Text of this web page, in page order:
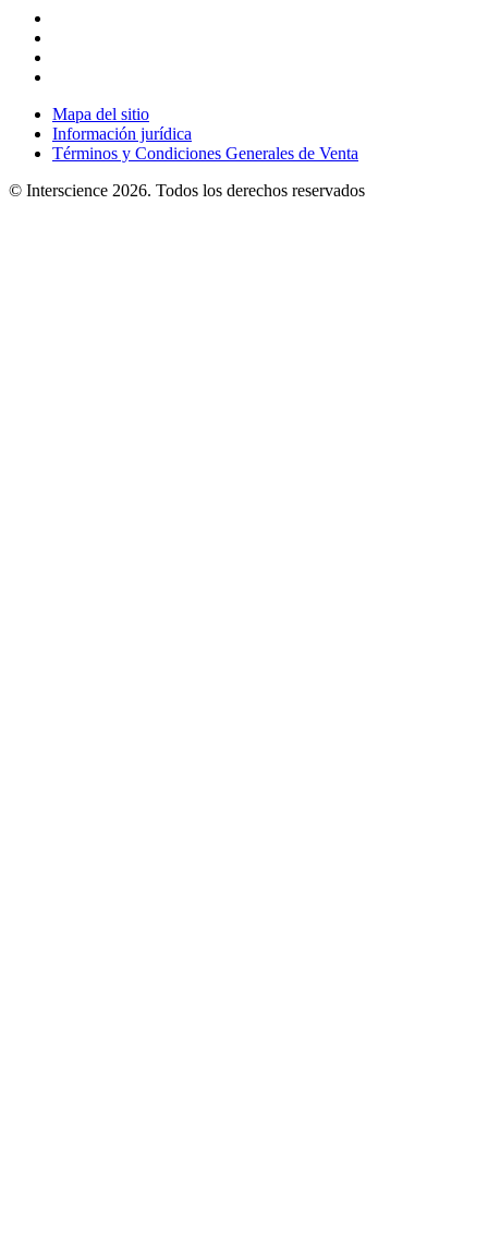
Mapa del sitio
Información jurídica
Términos y Condiciones Generales de Venta
© Interscience 2026. Todos los derechos reservados